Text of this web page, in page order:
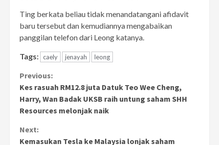
Ting berkata beliau tidak menandatangani afidavit
baru tersebut dan kemudiannya mengabaikan
panggilan telefon dari Leong katanya.
Tags: caely jenayah leong
Continue
Reading
Previous:
Kes rasuah RM12.8 juta Datuk Teo Wee Cheng,
Harry, Wan Badak UKSB raih untung saham SHH
Resources melonjak naik
Next:
Kemasukan Tesla ke Malaysia lonjak saham